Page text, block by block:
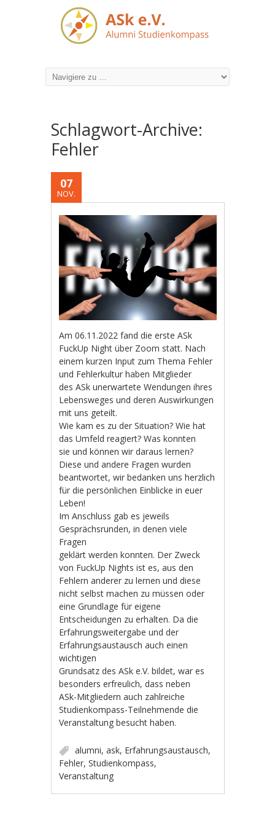
Schlagwort-Archive:
Fehler
07
NOV.
Am 06.11.2022 fand die erste ASk
FuckUp Night über Zoom statt. Nach
einem kurzen Input zum Thema Fehler
und Fehlerkultur haben Mitglieder
des ASk unerwartete Wendungen ihres
Lebensweges und deren Auswirkungen
mit uns geteilt.
Wie kam es zu der Situation? Wie hat
das Umfeld reagiert? Was konnten
sie und können wir daraus lernen?
Diese und andere Fragen wurden
beantwortet, wir bedanken uns herzlich
für die persönlichen Einblicke in euer
Leben!
Im Anschluss gab es jeweils
Gesprächsrunden, in denen viele
Fragen
geklärt werden konnten. Der Zweck
von FuckUp Nights ist es, aus den
Fehlern anderer zu lernen und diese
nicht selbst machen zu müssen oder
eine Grundlage für eigene
Entscheidungen zu erhalten. Da die
Erfahrungsweitergabe und der
Erfahrungsaustausch auch einen
wichtigen
Grundsatz des ASk e.V. bildet, war es
besonders erfreulich, dass neben
ASk-Mitgliedern auch zahlreiche
Studienkompass-Teilnehmende die
Veranstaltung besucht haben.
alumni,ask, Erfahrungsaustausch,
Fehler,Studienkompass,
Veranstaltung